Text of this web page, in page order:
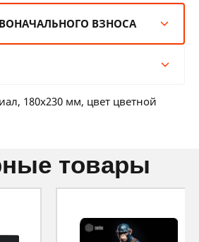
ВЗНОСА
гарантии от
180x230 мм, цвет цветной
товары